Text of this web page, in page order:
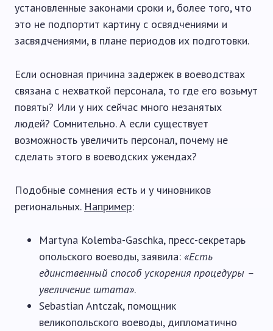
установленные законами сроки и, более того, что
это не подпортит картину с освядчениями и
засвядчениями, в плане периодов их подготовки.
Если основная причина задержек в воеводствах
связана с нехваткой персонала, то где его возьмут
повяты? Или у них сейчас много незанятых
людей? Сомнительно. А если существует
возможность увеличить персонал, почему не
сделать этого в воеводских ужендах?
Подобные сомнения есть и у чиновников
региональных. Например:
Martyna Kolemba-Gaschka, пресс-секретарь
опольского воеводы, заявила: «Есть
единственный способ ускорения процедуры –
увеличение штата».
Sebastian Antczak, помощник
великопольского воеводы, дипломатично